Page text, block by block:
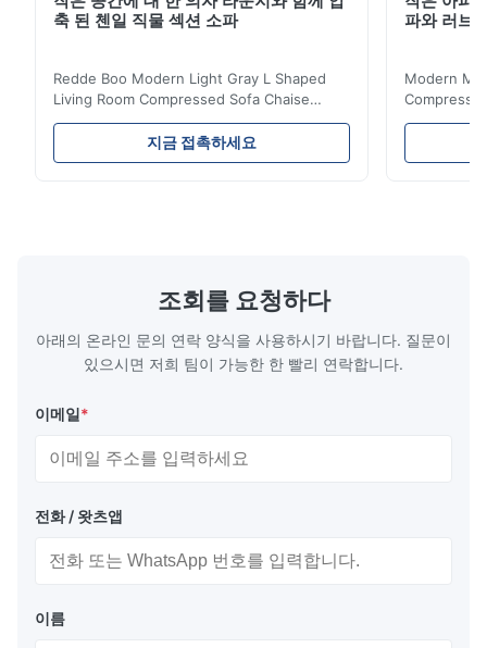
축 된 첸일 직물 섹션 소파
Redde Boo Modern Light Gray L Shaped
Living Room Compressed Sofa Chaise
Lounge Product Overview High resilience
soft sectional sofa designed for small
spaces, featuring a contemporary light gray
지금 접촉하세요
파와 러브
Modern
Room
조회를 요청하다
아래의 온라인 문의 연락 양식을 사용하시기 바랍니다. 질문이
있으시면 저희 팀이 가능한 한 빨리 연락합니다.
이메일*
전화 / 왓츠앱
이름